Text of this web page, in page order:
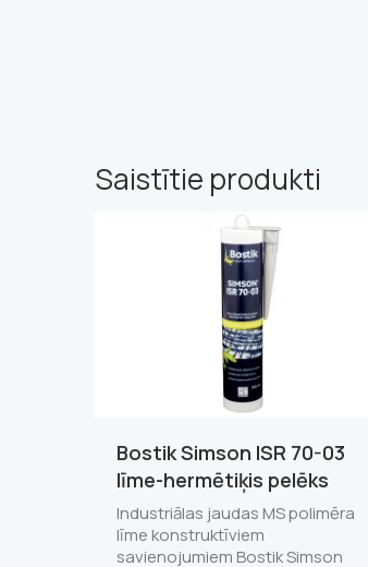
Saistītie produkti
Bostik Simson ISR 70-03
līme-hermētiķis pelēks
Industriālas jaudas MS polimēra
līme konstruktīviem
savienojumiem Bostik Simson